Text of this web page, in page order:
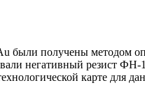
были получены методом
негативный резист
карте для